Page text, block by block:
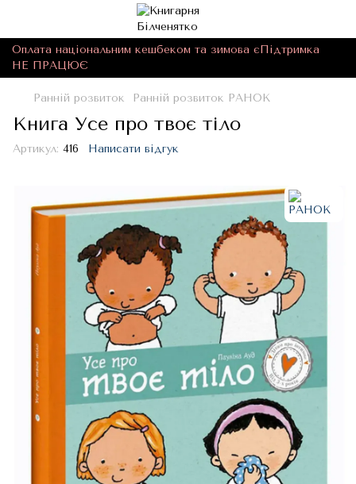
Оплата національним кешбеком та зимова єПідтримка
НЕ ПРАЦЮЄ
Ранній розвиток Ранній розвиток РАНОК
Книга Усе про твоє тіло
Артикул: 416 Написати відгук